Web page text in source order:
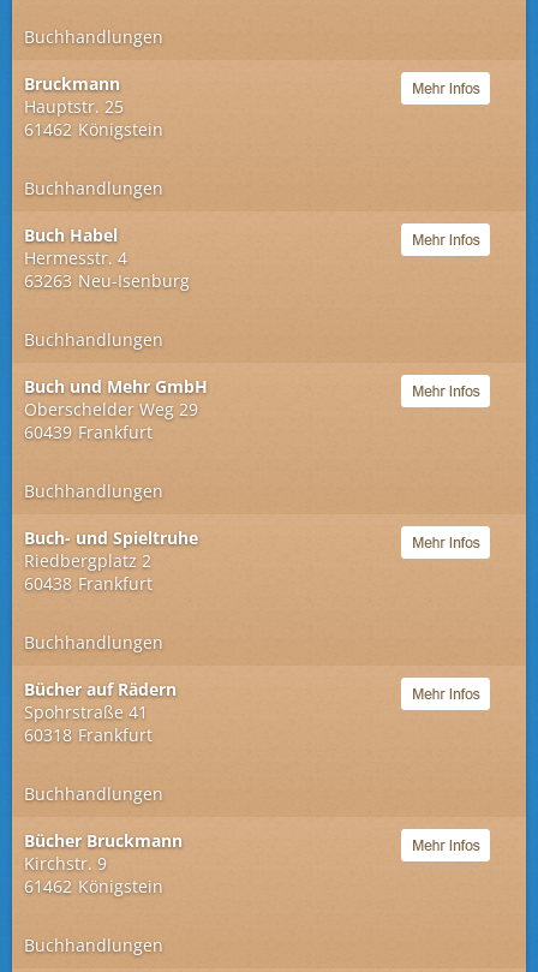
Buchhandlungen
Bruckmann
Hauptstr. 25
61462 Königstein
Buchhandlungen
Buch Habel
Hermesstr. 4
63263 Neu-Isenburg
Buchhandlungen
Buch und Mehr GmbH
Oberschelder Weg 29
60439 Frankfurt
Buchhandlungen
Buch- und Spieltruhe
Riedbergplatz 2
60438 Frankfurt
Buchhandlungen
Bücher auf Rädern
Spohrstraße 41
60318 Frankfurt
Buchhandlungen
Bücher Bruckmann
Kirchstr. 9
61462 Königstein
Buchhandlungen